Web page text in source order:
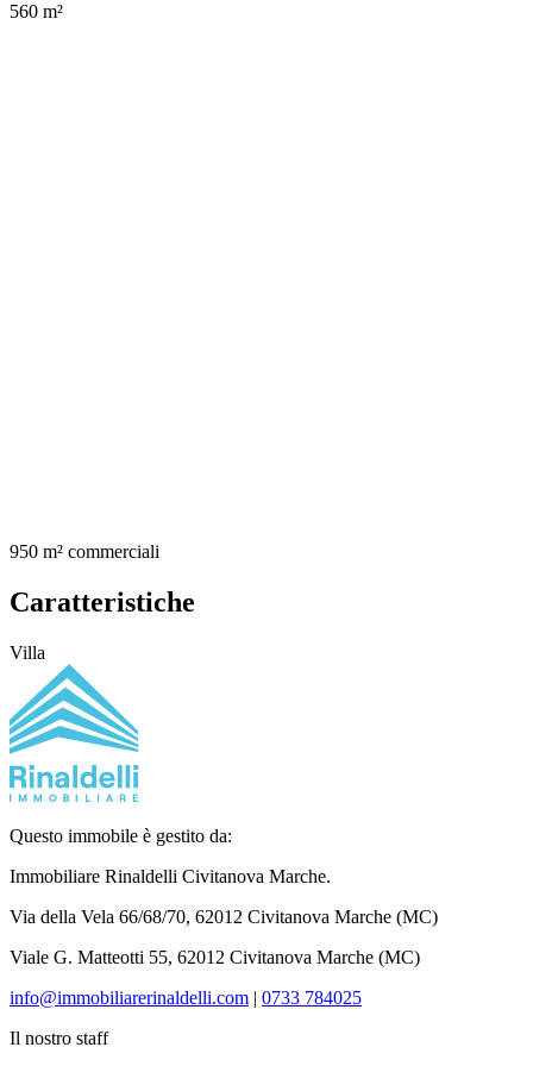
560 m²
950 m² commerciali
Caratteristiche
Villa
Questo immobile è gestito da:
Immobiliare Rinaldelli Civitanova Marche.
Via della Vela 66/68/70, 62012 Civitanova Marche (MC)
Viale G. Matteotti 55, 62012 Civitanova Marche (MC)
info@immobiliarerinaldelli.com | 0733 784025
Il nostro staff